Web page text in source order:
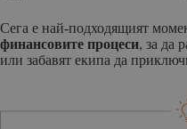
Сега e най-подходящият
финансовите процеси, за да
или забавят екипа да